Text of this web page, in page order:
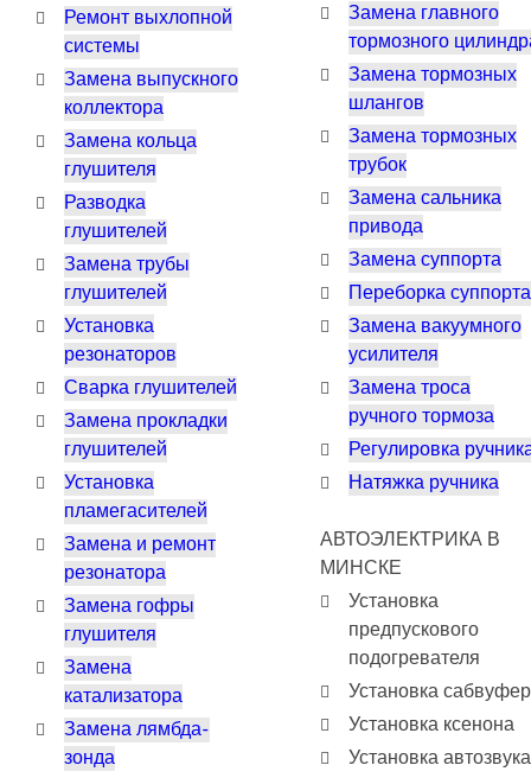
Ремонт выхлопной
системы
Замена выпускного
коллектора
Замена кольца
глушителя
Разводка
глушителей
Замена трубы
глушителей
Установка
резонаторов
Сварка глушителей
Замена прокладки
глушителей
Установка
пламегасителей
Замена и ремонт
резонатора
Замена гофры
глушителя
Замена
катализатора
Замена лямбда-
зонда
Замена главного
тормозного
Замена тормозных
шлангов
Замена тормозных
трубок
Замена сальника
привода
Замена суппорта
Переборка суппорта
Замена вакуумного
усилителя
Замена троса
ручного тормоза
Регулировка
Натяжка ручника
АВТОЭЛЕКТРИКА В
МИНСКЕ
Установка
предпускового
подогревателя
Установка
Установка ксенона
Установка автозвука